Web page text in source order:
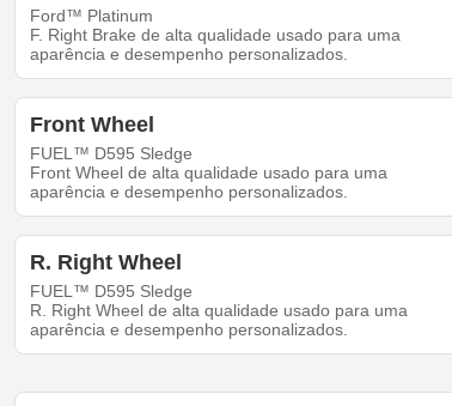
Ford™ Platinum
F. Right Brake de alta qualidade usado para uma
aparência e desempenho personalizados.
Front Wheel
FUEL™ D595 Sledge
Front Wheel de alta qualidade usado para uma
aparência e desempenho personalizados.
R. Right Wheel
FUEL™ D595 Sledge
R. Right Wheel de alta qualidade usado para uma
aparência e desempenho personalizados.